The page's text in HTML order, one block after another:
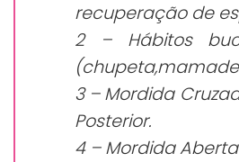
recuperação de
2 – Hábitos
3 – Mordida
Posterior.
4 – Mordida